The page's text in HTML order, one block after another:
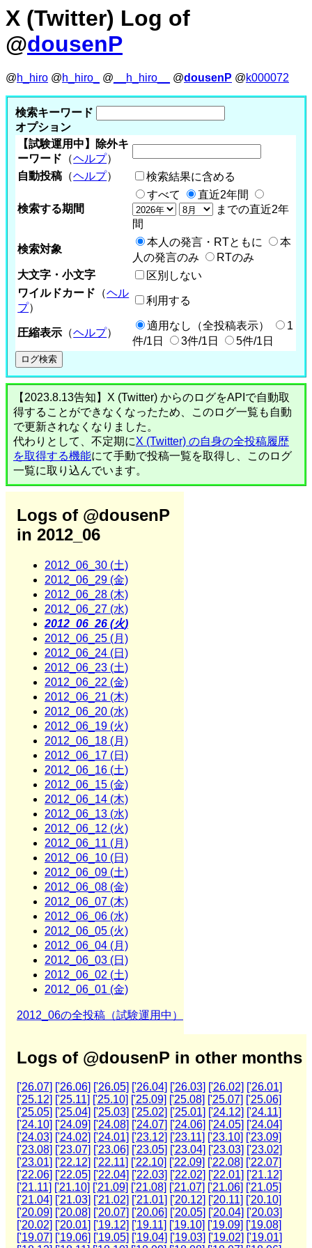
X (Twitter) Log of
@dousenP
@h_hiro @h_hiro_ @ __h_hiro__ @dousenP @k000072
検索キーワード
オプション
【試験運用中】除外キ
ーワード （ヘルプ）
自動投稿 （ヘルプ） 検索結果に含める
検索する期間
すべて
直近2年間
までの直近2年
間
検索対象
本人の発言・RTともに
本
人の発言のみ
RTのみ
大文字・小文字
区別しない
ワイルドカード （ヘル
プ）
利用する
圧縮表示 （ヘルプ）
適用なし（全投稿表示）
1
件/1日
3件/1日 5件/1日
【2023.8.13告知】X (Twitter) からのログをAPIで自動取
得することができなくなったため、このログ一覧も自動
で更新されなくなりました。
代わりとして、不定期にX (Twitter) の自身の全投稿履歴
を取得する機能にて手動で投稿一覧を取得し、このログ
一覧に取り込んでいます。
Logs of @dousenP
in 2012_06
2012_06_30 (土)
2012_06_29 (金)
2012_06_28 (木)
2012_06_27 (水)
2012_06_26 (火)
2012_06_25 (月)
2012_06_24 (日)
2012_06_23 (土)
2012_06_22 (金)
2012_06_21 (木)
2012_06_20 (水)
2012_06_19 (火)
2012_06_18 (月)
2012_06_17 (日)
2012_06_16 (土)
2012_06_15 (金)
2012_06_14 (木)
2012_06_13 (水)
2012_06_12 (火)
2012_06_11 (月)
2012_06_10 (日)
2012_06_09 (土)
2012_06_08 (金)
2012_06_07 (木)
2012_06_06 (水)
2012_06_05 (火)
2012_06_04 (月)
2012_06_03 (日)
2012_06_02 (土)
2012_06_01 (金)
2012_06の全投稿（試験運用中）
Logs of @dousenP in other months
['26.07] ['26.06] ['26.05] ['26.04] ['26.03] ['26.02] ['26.01]
['25.12] ['25.11] ['25.10] ['25.09] ['25.08] ['25.07] ['25.06]
['25.05] ['25.04] ['25.03] ['25.02] ['25.01] ['24.12] ['24.11]
['24.10] ['24.09] ['24.08] ['24.07] ['24.06] ['24.05] ['24.04]
['24.03] ['24.02] ['24.01] ['23.12] ['23.11] ['23.10] ['23.09]
['23.08] ['23.07] ['23.06] ['23.05] ['23.04] ['23.03] ['23.02]
['23.01] ['22.12] ['22.11] ['22.10] ['22.09] ['22.08] ['22.07]
['22.06] ['22.05] ['22.04] ['22.03] ['22.02] ['22.01] ['21.12]
['21.11] ['21.10] ['21.09] ['21.08] ['21.07] ['21.06] ['21.05]
['21.04] ['21.03] ['21.02] ['21.01] ['20.12] ['20.11] ['20.10]
['20.09] ['20.08] ['20.07] ['20.06] ['20.05] ['20.04] ['20.03]
['20.02] ['20.01] ['19.12] ['19.11] ['19.10] ['19.09] ['19.08]
['19.07] ['19.06] ['19.05] ['19.04] ['19.03] ['19.02] ['19.01]